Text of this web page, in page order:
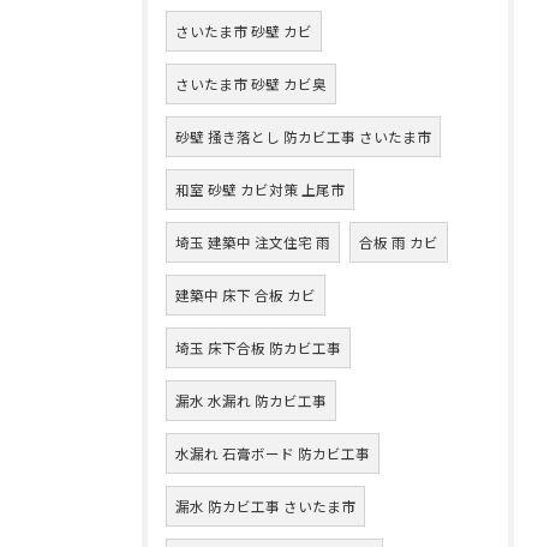
さいたま市 砂壁 カビ
さいたま市 砂壁 カビ臭
砂壁 掻き落とし 防カビ工事 さいたま市
和室 砂壁 カビ対策 上尾市
埼玉 建築中 注文住宅 雨 合板 雨 カビ
建築中 床下 合板 カビ
埼玉 床下合板 防カビ工事
漏水 水漏れ 防カビ工事
水漏れ 石膏ボード 防カビ工事
漏水 防カビ工事 さいたま市